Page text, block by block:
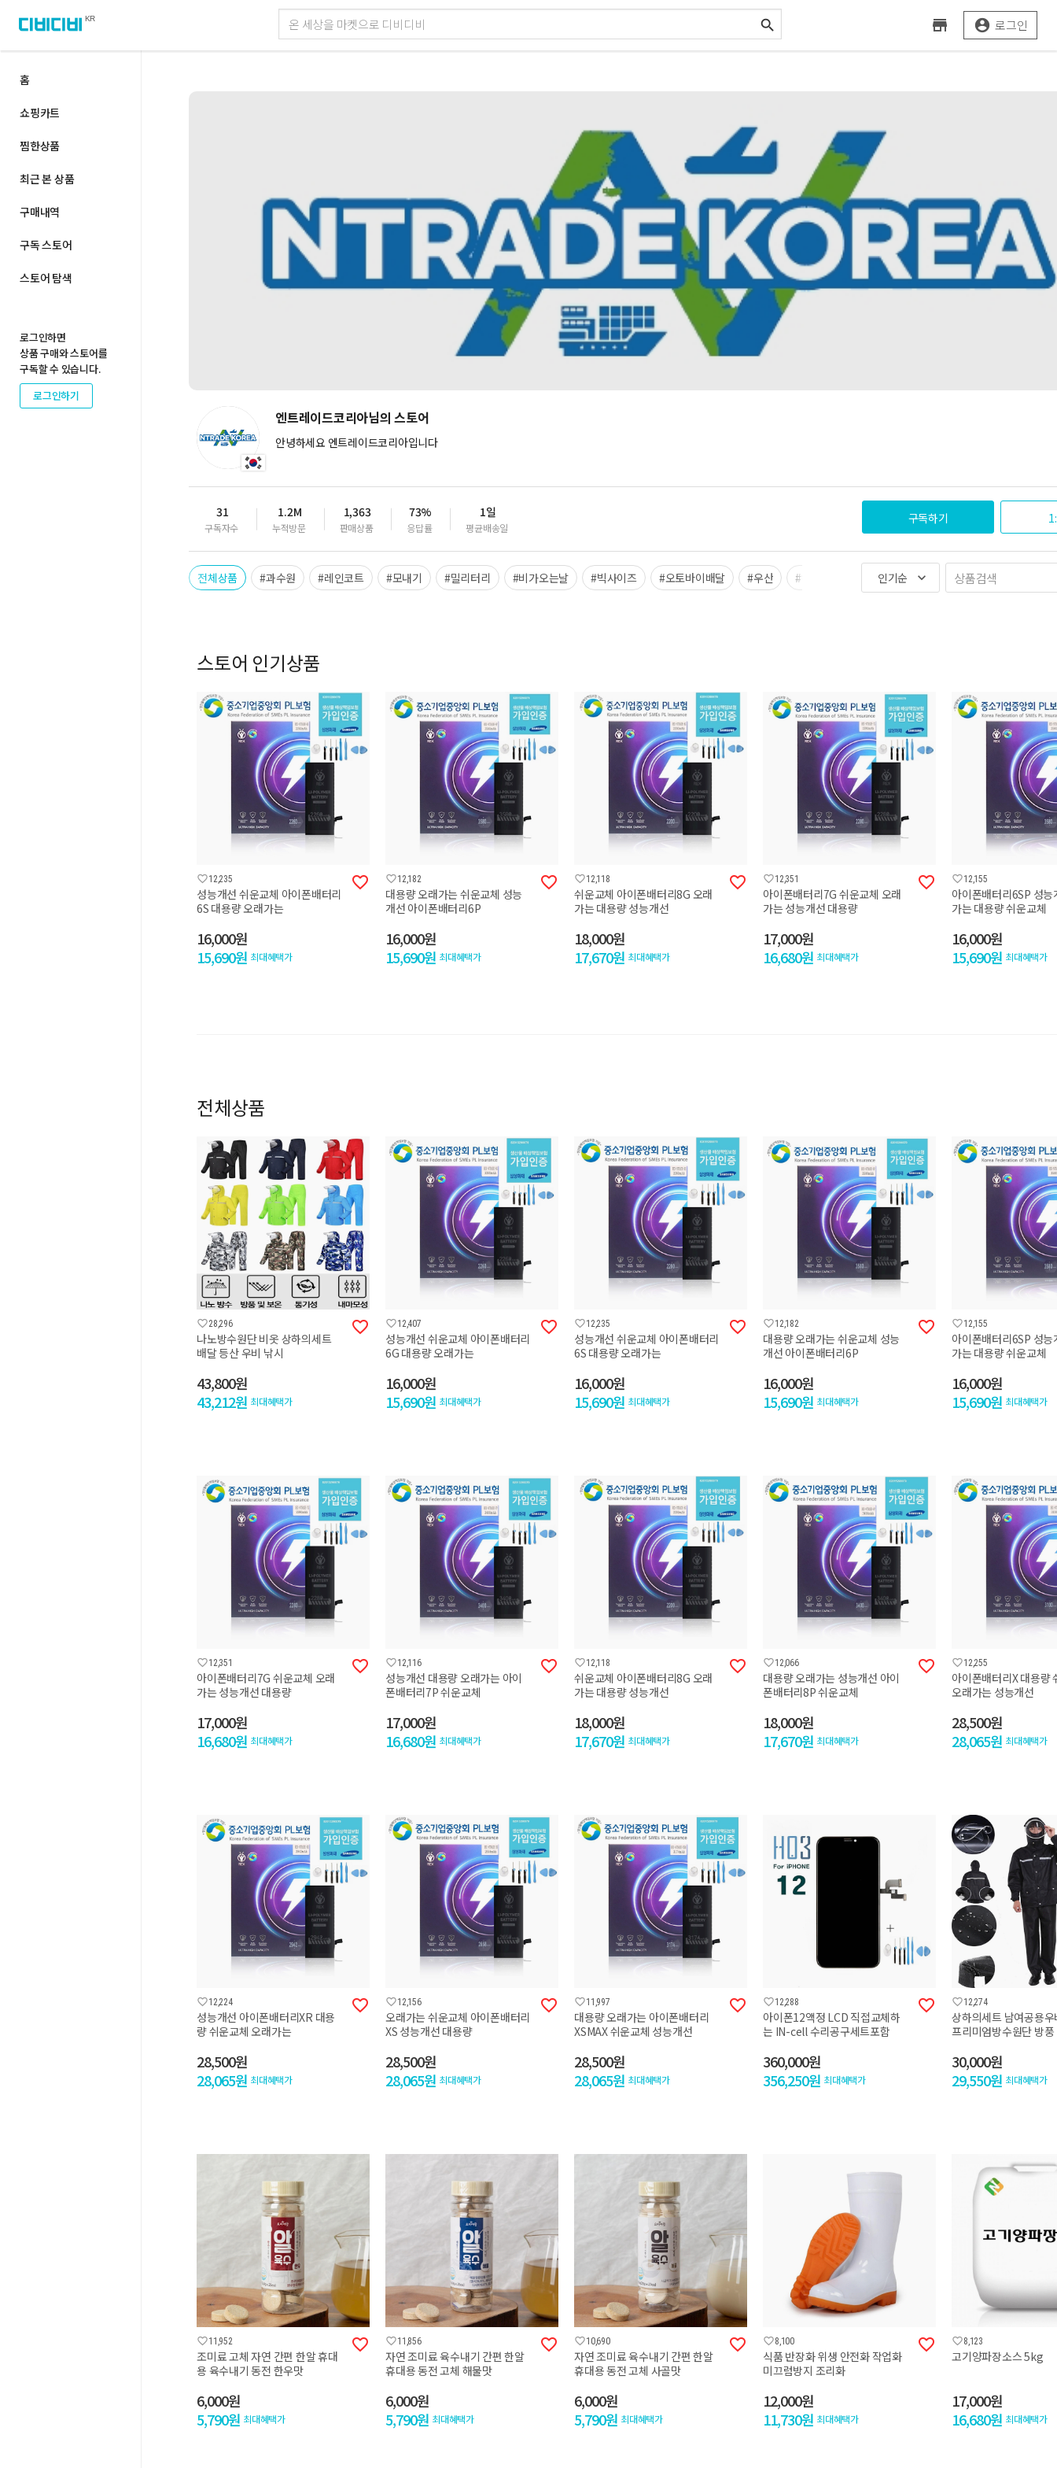
KR    로그인
홈
쇼핑카트
찜한상품
최근 본 상품
구매내역
구독 스토어
스토어 탐색
로그인하면
상품 구매와 스토어를
구독할 수 있습니다.
로그인하기
엔트레이드코리아님의 스토어
안녕하세요 엔트레이드코리아입니다
31
구독자수
1.2M
누적방문
1,363
판매상품
73%
응답률
1일
평균배송일
구독하기
인기순 keyboard_arrow_down
전체상품 #과수원 #레인코트 #모내기 #밀리터리 #비가오는날 #빅사이즈 #오토바이배달 #우산 #캠핑 #판초우의 #감자탕소스 #감자탕맛집
스토어 인기상품
12,235 
성능개선 쉬운교체 아이폰배터리
6S 대용량 오래가는
16,000원
15,690원 최대혜택가
12,182 
대용량 오래가는 쉬운교체 성능
개선 아이폰배터리6P
16,000원
15,690원 최대혜택가
12,118 
쉬운교체 아이폰배터리8G 오래
가는 대용량 성능개선
18,000원
17,670원 최대혜택가
12,351 
아이폰배터리7G 쉬운교체 오래
가는 성능개선 대용량
17,000원
16,680원 최대혜택가
12,155
아이폰배터리6SP 성능
가는 대용량 쉬운교체
16,000원
15,690원 최대혜택가
전체상품
28,296 
나노방수원단 비옷 상하의세트
배달 등산 우비 낚시
43,800원
43,212원 최대혜택가
12,407 
성능개선 쉬운교체 아이폰배터리
6G 대용량 오래가는
16,000원
15,690원 최대혜택가
12,235 
성능개선 쉬운교체 아이폰배터리
6S 대용량 오래가는
16,000원
15,690원 최대혜택가
12,182 
대용량 오래가는 쉬운교체 성능
개선 아이폰배터리6P
16,000원
15,690원 최대혜택가
12,155
아이폰배터리6SP 성능
가는 대용량 쉬운교체
16,000원
15,690원 최대혜택가
12,351 
아이폰배터리7G 쉬운교체 오래
가는 성능개선 대용량
17,000원
16,680원 최대혜택가
12,116 
성능개선 대용량 오래가는 아이
폰배터리7P 쉬운교체
17,000원
16,680원 최대혜택가
12,118 
쉬운교체 아이폰배터리8G 오래
가는 대용량 성능개선
18,000원
17,670원 최대혜택가
12,066 
대용량 오래가는 성능개선 아이
폰배터리8P 쉬운교체
18,000원
17,670원 최대혜택가
12,255
아이폰배터리X 대용량
오래가는 성능개선
28,500원
28,065원 최대혜택가
12,224 
성능개선 아이폰배터리XR 대용
량 쉬운교체 오래가는
28,500원
28,065원 최대혜택가
12,156 
오래가는 쉬운교체 아이폰배터리
XS 성능개선 대용량
28,500원
28,065원 최대혜택가
11,997 
대용량 오래가는 아이폰배터리
XSMAX 쉬운교체 성능개선
28,500원
28,065원 최대혜택가
12,288 
아이폰12액정 LCD 직접교체하
는 IN-cell 수리공구세트포함
360,000원
356,250원 최대혜택가
12,274
상하의세트 남여공용우
프리미엄방수원단 방풍
30,000원
29,550원 최대혜택가
11,952 
조미료 고체 자연 간편 한알 휴대
용 육수내기 동전 한우맛
6,000원
5,790원 최대혜택가
11,856 
자연 조미료 육수내기 간편 한알
휴대용 동전 고체 해물맛
6,000원
5,790원 최대혜택가
10,690 
자연 조미료 육수내기 간편 한알
휴대용 동전 고체 사골맛
6,000원
5,790원 최대혜택가
8,100 
식품 반장화 위생 안전화 작업화
미끄럼방지 조리화
12,000원
11,730원 최대혜택가
8,123
고기양파장소스 5kg
17,000원
16,680원 최대혜택가